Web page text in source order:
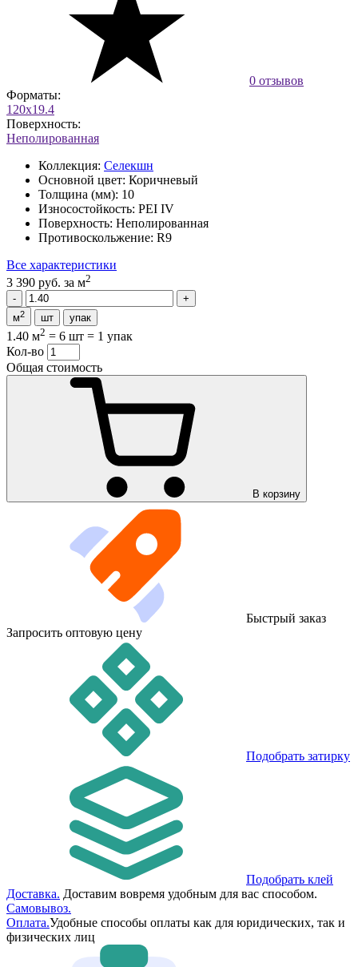
0 отзывов
Форматы:
120x19.4
Поверхность:
Неполированная
Коллекция: Селекшн
Основной цвет: Коричневый
Толщина (мм): 10
Износостойкость: PEI IV
Поверхность: Неполированная
Противоскольжение: R9
Все характеристики
3 390 руб. за м2
м2 шт упак
1.40 м2 = 6 шт = 1 упак
Кол-во
Общая стоимость
В корзину
Быстрый заказ
Запросить оптовую цену
Подобрать затирку
Подобрать клей
Доставка. Доставим вовремя удобным для вас способом.
Самовывоз.
Оплата.Удобные способы оплаты как для юридических, так и
физических лиц